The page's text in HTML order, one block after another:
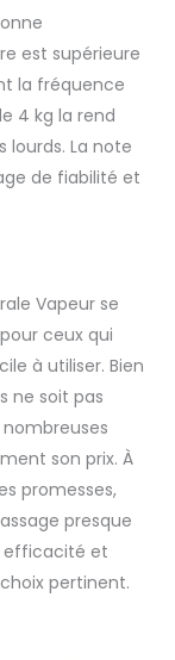
est supérieure
la fréquence
4 kg la rend
lourds. La note
de fiabilité et
Vapeur se
ceux qui
à utiliser. Bien
ne soit pas
son prix. À
promesses,
presque
efficacité et
pertinent.